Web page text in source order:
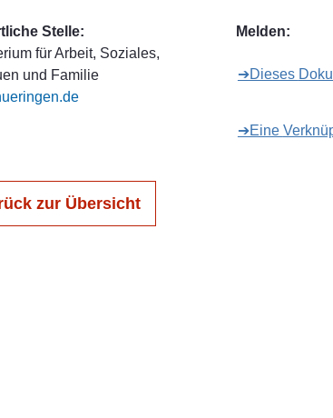
Stelle:
für Arbeit, Soziales,
und Familie
Melden:
➔Eine
zur Übersicht